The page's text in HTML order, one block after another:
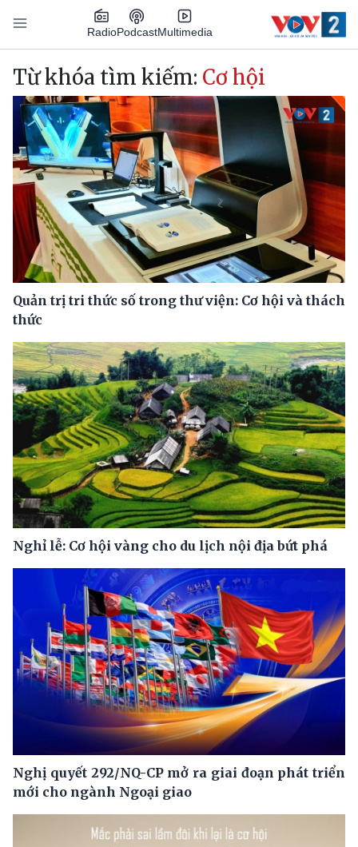
Nhảy đến nội dung
RadioPodcastMultimedia
Main navigation
Từ khóa tìm kiếm: Cơ hội
Quản trị tri thức số trong thư viện: Cơ hội và thách
thức
Nghỉ lễ: Cơ hội vàng cho du lịch nội địa bứt phá
Nghị quyết 292/NQ-CP mở ra giai đoạn phát triển
mới cho ngành Ngoại giao